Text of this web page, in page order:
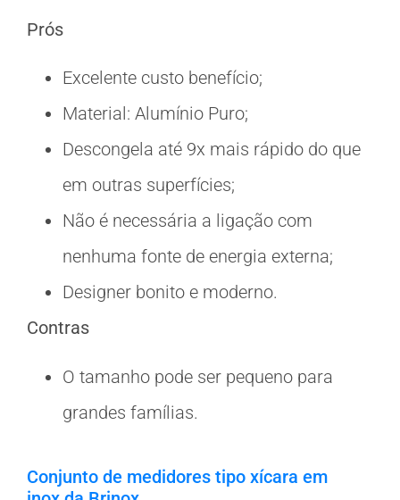
Prós
Excelente custo benefício;
Material: Alumínio Puro;
Descongela até 9x mais rápido do que
em outras superfícies;
Não é necessária a ligação com
nenhuma fonte de energia externa;
Designer bonito e moderno.
Contras
O tamanho pode ser pequeno para
grandes famílias.
Conjunto de medidores tipo xícara em